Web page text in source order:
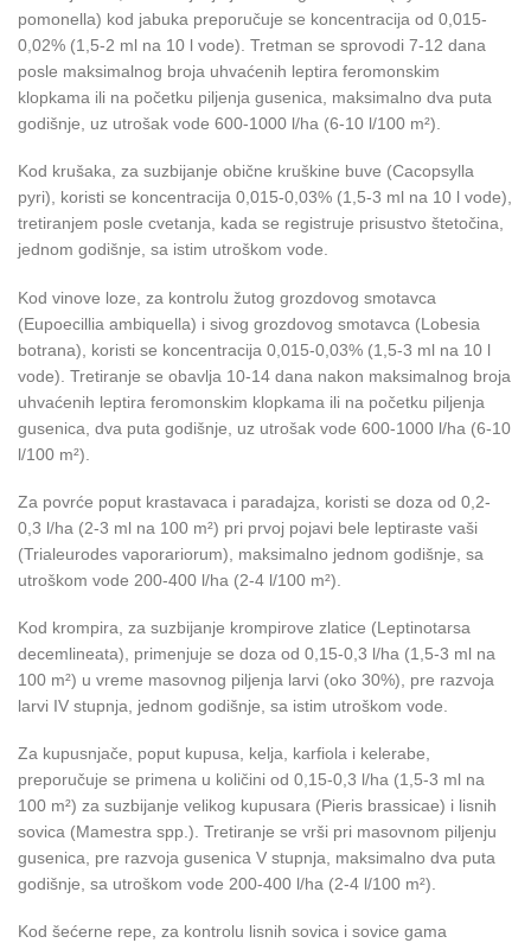
pomonella) kod jabuka preporučuje se koncentracija od 0,015-
0,02% (1,5-2 ml na 10 l vode). Tretman se sprovodi 7-12 dana
posle maksimalnog broja uhvaćenih leptira feromonskim
klopkama ili na početku piljenja gusenica, maksimalno dva puta
godišnje, uz utrošak vode 600-1000 l/ha (6-10 l/100 m²).
Kod krušaka, za suzbijanje obične kruškine buve (Cacopsylla
pyri), koristi se koncentracija 0,015-0,03% (1,5-3 ml na 10 l vode),
tretiranjem posle cvetanja, kada se registruje prisustvo štetočina,
jednom godišnje, sa istim utroškom vode.
Kod vinove loze, za kontrolu žutog grozdovog smotavca
(Eupoecillia ambiquella) i sivog grozdovog smotavca (Lobesia
botrana), koristi se koncentracija 0,015-0,03% (1,5-3 ml na 10 l
vode). Tretiranje se obavlja 10-14 dana nakon maksimalnog broja
uhvaćenih leptira feromonskim klopkama ili na početku piljenja
gusenica, dva puta godišnje, uz utrošak vode 600-1000 l/ha (6-10
l/100 m²).
Za povrće poput krastavaca i paradajza, koristi se doza od 0,2-
0,3 l/ha (2-3 ml na 100 m²) pri prvoj pojavi bele leptiraste vaši
(Trialeurodes vaporariorum), maksimalno jednom godišnje, sa
utroškom vode 200-400 l/ha (2-4 l/100 m²).
Kod krompira, za suzbijanje krompirove zlatice (Leptinotarsa
decemlineata), primenjuje se doza od 0,15-0,3 l/ha (1,5-3 ml na
100 m²) u vreme masovnog piljenja larvi (oko 30%), pre razvoja
larvi IV stupnja, jednom godišnje, sa istim utroškom vode.
Za kupusnjače, poput kupusa, kelja, karfiola i kelerabe,
preporučuje se primena u količini od 0,15-0,3 l/ha (1,5-3 ml na
100 m²) za suzbijanje velikog kupusara (Pieris brassicae) i lisnih
sovica (Mamestra spp.). Tretiranje se vrši pri masovnom piljenju
gusenica, pre razvoja gusenica V stupnja, maksimalno dva puta
godišnje, sa utroškom vode 200-400 l/ha (2-4 l/100 m²).
Kod šećerne repe, za kontrolu lisnih sovica i sovice gama